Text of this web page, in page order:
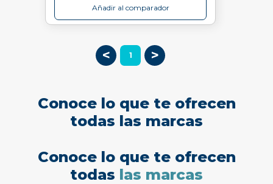
Añadir al comparador
< 1 >
Conoce lo que te ofrecen
todas las marcas
Conoce lo que te ofrecen
todas las marcas